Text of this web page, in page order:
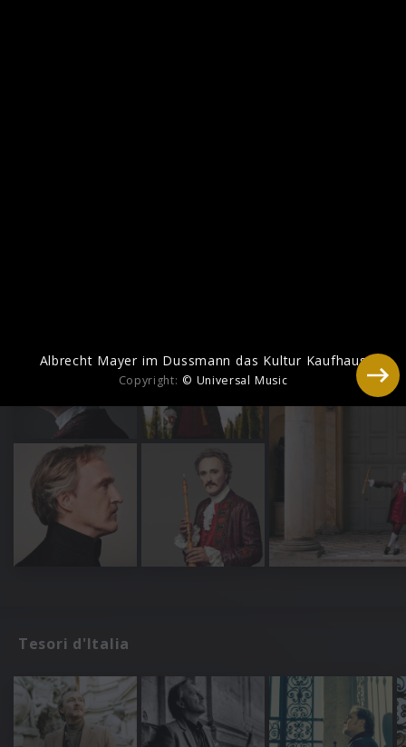
Tesori d'Italia
Albrecht Mayer im Dussmann das Kultur Kaufhaus
Copyright: © Universal Music